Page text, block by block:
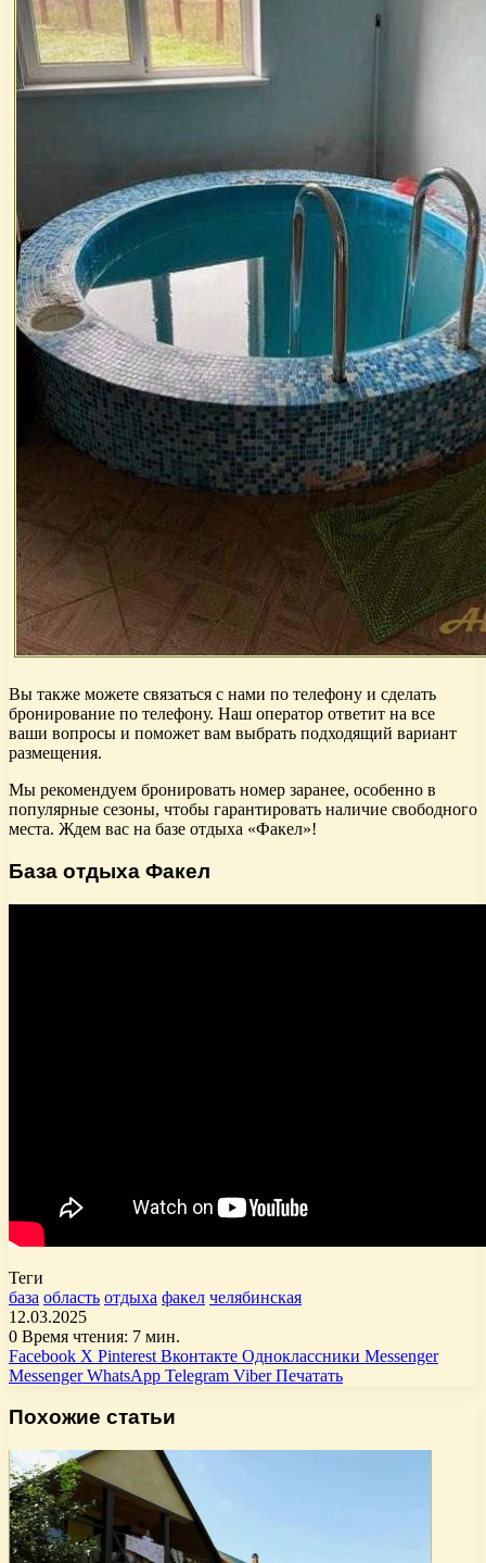
Вы также можете связаться с нами по телефону и сделать
бронирование по телефону. Наш оператор ответит на все
ваши вопросы и поможет вам выбрать подходящий вариант
размещения.
Мы рекомендуем бронировать номер заранее, особенно в
популярные сезоны, чтобы гарантировать наличие свободного
места. Ждем вас на базе отдыха «Факел»!
База отдыха Факел
Теги
база область отдыха факел челябинская
12.03.2025
0 Время чтения: 7 мин.
Facebook X Pinterest Вконтакте Одноклассники Messenger
Messenger WhatsApp Telegram Viber Печатать
Похожие статьи